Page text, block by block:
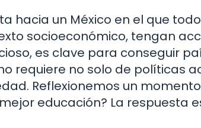
hacia un México en el que
socioeconómico, tengan
es clave para conseguir
requiere no solo de políticas
Reflexionemos un
educación? La respuesta